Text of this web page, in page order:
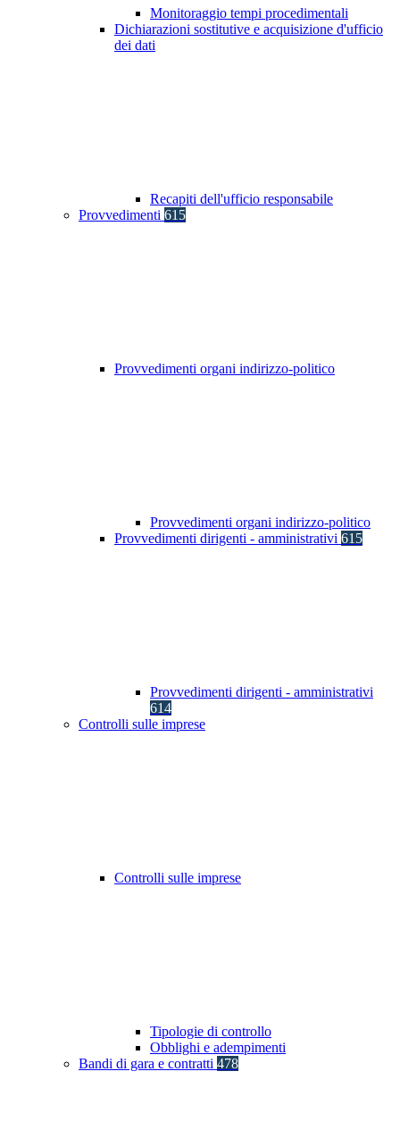
Monitoraggio tempi procedimentali
Dichiarazioni sostitutive e acquisizione d'ufficio
dei dati
Recapiti dell'ufficio responsabile
Provvedimenti 615
Provvedimenti organi indirizzo-politico
Provvedimenti organi indirizzo-politico
Provvedimenti dirigenti - amministrativi 615
Provvedimenti dirigenti - amministrativi
614
Controlli sulle imprese
Controlli sulle imprese
Tipologie di controllo
Obblighi e adempimenti
Bandi di gara e contratti 478